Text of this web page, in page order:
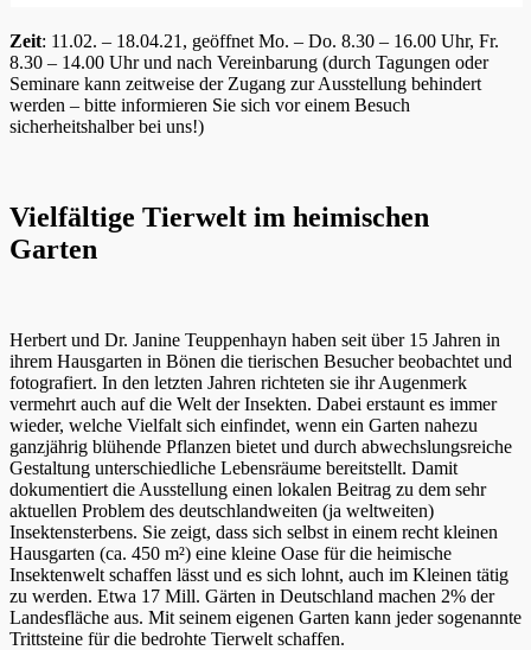
Zeit: 11.02. – 18.04.21, geöffnet Mo. – Do. 8.30 – 16.00 Uhr, Fr.
8.30 – 14.00 Uhr und nach Vereinbarung (durch Tagungen oder
Seminare kann zeitweise der Zugang zur Ausstellung behindert
werden – bitte informieren Sie sich vor einem Besuch
sicherheitshalber bei uns!)
Vielfältige Tierwelt im heimischen
Garten
Herbert und Dr. Janine Teuppenhayn haben seit über 15 Jahren in
ihrem Hausgarten in Bönen die tierischen Besucher beobachtet und
fotografiert. In den letzten Jahren richteten sie ihr Augenmerk
vermehrt auch auf die Welt der Insekten. Dabei erstaunt es immer
wieder, welche Vielfalt sich einfindet, wenn ein Garten nahezu
ganzjährig blühende Pflanzen bietet und durch abwechslungsreiche
Gestaltung unterschiedliche Lebensräume bereitstellt. Damit
dokumentiert die Ausstellung einen lokalen Beitrag zu dem sehr
aktuellen Problem des deutschlandweiten (ja weltweiten)
Insektensterbens. Sie zeigt, dass sich selbst in einem recht kleinen
Hausgarten (ca. 450 m²) eine kleine Oase für die heimische
Insektenwelt schaffen lässt und es sich lohnt, auch im Kleinen tätig
zu werden. Etwa 17 Mill. Gärten in Deutschland machen 2% der
Landesfläche aus. Mit seinem eigenen Garten kann jeder sogenannte
Trittsteine für die bedrohte Tierwelt schaffen.